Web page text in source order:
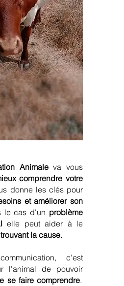
Animaleva vous
comprendre votre
donne les clés pour
et améliorer son
le cas d'un problème
elle peut aider à le
la cause.
c'est
l'animal de pouvoir
se faire comprendre.